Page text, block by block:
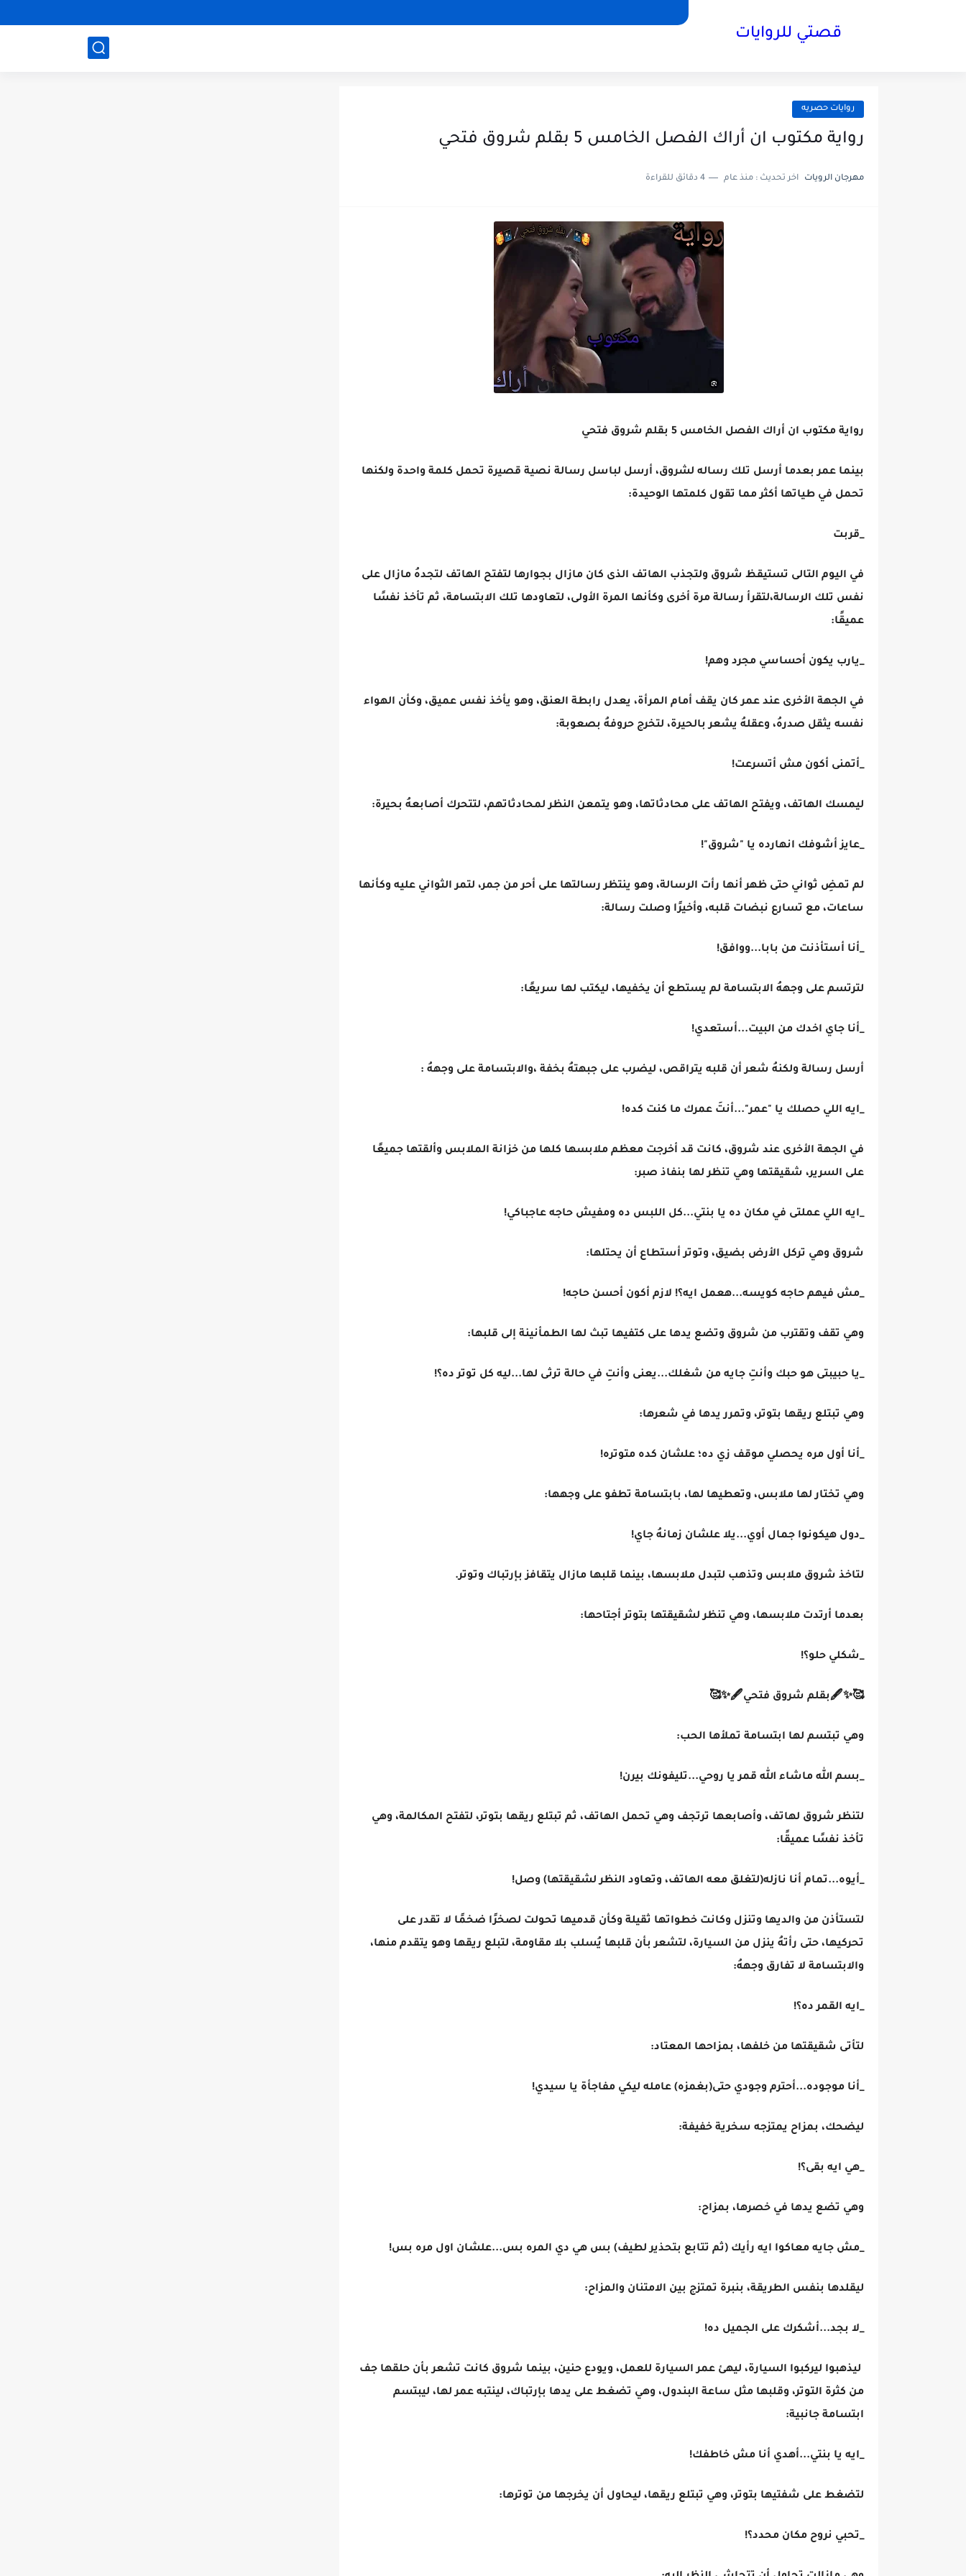
قصتي للروايات
روايات حصريه
رواية مكتوب ان أراك الفصل الخامس 5 بقلم شروق فتحي
مهرجان الرويات اخر تحديث : منذ عام 4 دقائق للقراءة
رواية مكتوب ان أراك الفصل الخامس 5 بقلم شروق فتحي
بينما عمر بعدما أرسل تلك رساله لشروق، أرسل لباسل رسالة نصية قصيرة تحمل كلمة واحدة ولكنها
تحمل في طياتها أكثر مما تقول كلمتها الوحيدة:
_قربت
في اليوم التالى تستيقظ شروق ولتجذب الهاتف الذى كان مازال بجوارها لتفتح الهاتف لتجدهُ مازال على
نفس تلك الرسالة،لتقرأ رسالة مرة أخرى وكأنها المرة الأولى، لتعاودها تلك الابتسامة، ثم تأخذ نفسًا
عميقًا:
_يارب يكون أحساسي مجرد وهم!
في الجهة الأخرى عند عمر كان يقف أمام المرأة، يعدل رابطة العنق، وهو يأخذ نفس عميق، وكأن الهواء
نفسه يثقل صدرهُ، وعقلهُ يشعر بالحيرة، لتخرج حروفهُ بصعوبة:
_أتمنى أكون مش أتسرعت!
ليمسك الهاتف، ويفتح الهاتف على محادثاتها، وهو يتمعن النظر لمحادثاتهم، لتتحرك أصابعهُ بحيرة:
_عايز أشوفك انهارده يا "شروق"!
لم تمضِ ثواني حتى ظهر أنها رأت الرسالة، وهو ينتظر رسالتها على أحر من جمر، لتمر الثواني عليه وكأنها
ساعات، مع تسارع نبضات قلبه، وأخيرًا وصلت رسالة:
_أنا أستأذنت من بابا...ووافق!
لترتسم على وجههُ الابتسامة لم يستطع أن يخفيها، ليكتب لها سريعًا:
_أنا جاي اخدك من البيت...أستعدي!
أرسل رسالة ولكنهُ شعر أن قلبه يتراقص، ليضرب على جبهتهُ بخفة ،والابتسامة على وجههُ :
_ايه اللي حصلك يا "عمر"...أنتَ عمرك ما كنت كده!
في الجهة الأخرى عند شروق، كانت قد أخرجت معظم ملابسها كلها من خزانة الملابس وألقتها جميعًا
على السرير، شقيقتها وهي تنظر لها بنفاذ صبر:
_ايه اللي عملتى في مكان ده يا بنتي...كل اللبس ده ومفيش حاجه عاجباكي!
شروق وهي تركل الأرض بضيق، وتوتر أستطاع أن يحتلها:
_مش فيهم حاجه كويسه...هعمل ايه؟! لازم أكون أحسن حاجه!
وهي تقف وتقترب من شروق وتضع يدها على كتفيها تبث لها الطمأنينة إلى قلبها:
_يا حبيبتى هو حبك وأنتِ جايه من شغلك...يعنى وأنتِ في حالة ترثى لها...ليه كل توتر ده؟!
وهي تبتلع ريقها بتوتر، وتمرر يدها في شعرها:
_أنا أول مره يحصلي موقف زي ده؛ علشان كده متوتره!
وهي تختار لها ملابس، وتعطيها لها، بابتسامة تطفو على وجهها:
_دول هيكونوا جمال أوي...يلا علشان زمانهُ جاي!
لتاخذ شروق ملابس وتذهب لتبدل ملابسها، بينما قلبها مازال يتقافز بإرتباك وتوتر.
بعدما أرتدت ملابسها، وهي تنظر لشقيقتها بتوتر أجتاحها:
_شكلي حلو؟!
🥰✨🖋بقلم شروق فتحي🖋✨🥰
وهي تبتسم لها ابتسامة تملأها الحب:
_بسم الله ماشاء الله قمر يا روحي...تليفونك بيرن!
لتنظر شروق لهاتف، وأصابعها ترتجف وهي تحمل الهاتف، ثم تبتلع ريقها بتوتر، لتفتح المكالمة، وهي
تأخذ نفسًا عميقًا:
_أيوه...تمام أنا نازله(لتغلق معه الهاتف، وتعاود النظر لشقيقتها) وصل!
لتستأذن من والديها وتنزل وكانت خطواتها ثقيلة وكأن قدميها تحولت لصخرًا ضخمًا لا تقدر على
تحركيها، حتى رأتهُ ينزل من السيارة، لتشعر بأن قلبها يُسلب بلا مقاومة، لتبلع ريقها وهو يتقدم منها،
والابتسامة لا تفارق وجههُ:
_ايه القمر ده؟!
لتأتى شقيقتها من خلفها، بمزاحها المعتاد:
_أنا موجوده...أحترم وجودي حتى(بغمزه) عامله ليكي مفاجأة يا سيدي!
ليضحك، بمزاح يمتزجه سخرية خفيفة:
_هي ايه بقى؟!
وهي تضع يدها في خصرها، بمزاح:
_مش جايه معاكوا ايه رأيك (ثم تتابع بتحذير لطيف) بس هي دي المره بس...علشان اول مره بس!
ليقلدها بنفس الطريقة، بنبرة تمتزج بين الامتنان والمزاح:
_لا بجد...أشكرك على الجميل ده!
ليذهبوا ليركبوا السيارة، ليهئ عمر السيارة للعمل، ويودع حنين، بينما شروق كانت تشعر بأن حلقها جف
من كثرة التوتر، وقلبها مثل ساعة البندول، وهي تضغط على يدها بإرتباك، لينتبه عمر لها، ليبتسم
ابتسامة جانبية:
_ايه يا بنتي...أهدي أنا مش خاطفك!
لتضغط على شفتيها بتوتر، وهي تبتلع ريقها، ليحاول أن يخرجها من توترها:
_تحبي نروح مكان محدد؟!